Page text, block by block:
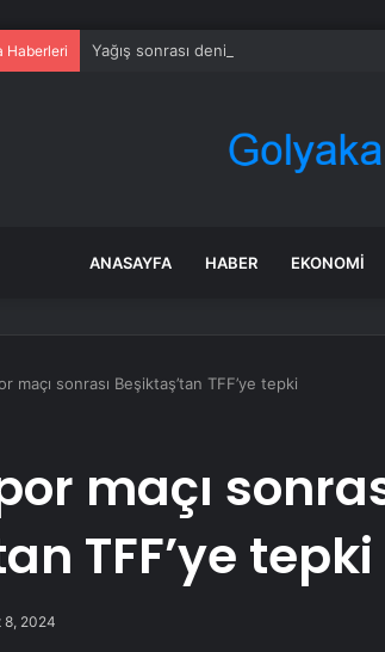
Haberleri Yağış sonrası deniz uyarısı! Bulanık
ANASAYFA HABER EKONOMI
maçı sonrası Beşiktaş’tan TFF’ye tepki
maçı
TFF’ye tepki
8, 2024